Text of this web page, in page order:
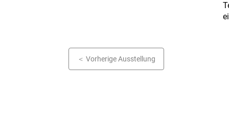
Vorherige Ausstellung